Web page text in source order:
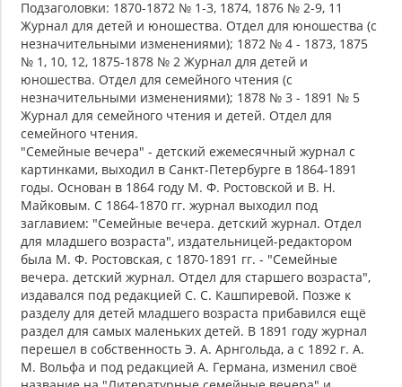
Подзаголовки: 1870-1872 № 1-3, 1874, 1876 № 2-9, 11
Журнал для детей и юношества. Отдел для юношества (с
незначительными изменениями); 1872 № 4 - 1873, 1875
№ 1, 10, 12, 1875-1878 № 2 Журнал для детей и
юношества. Отдел для семейного чтения (с
незначительными изменениями); 1878 № 3 - 1891 № 5
Журнал для семейного чтения и детей. Отдел для
семейного чтения.
"Семейные вечера" - детский ежемесячный журнал с
картинками, выходил в Санкт-Петербурге в 1864-1891
годы. Основан в 1864 году М. Ф. Ростовской и В. Н.
Майковым. С 1864-1870 гг. журнал выходил под
заглавием: "Семейные вечера. детский журнал. Отдел
для младшего возраста", издательницей-редактором
была М. Ф. Ростовская, с 1870-1891 гг. - "Семейные
вечера. детский журнал. Отдел для старшего возраста",
издавался под редакцией С. С. Кашпиревой. Позже к
разделу для детей младшего возраста прибавился ещё
раздел для самых маленьких детей. В 1891 году журнал
перешел в собственность Э. А. Арнгольда, а с 1892 г. А.
М. Вольфа и под редакцией А. Германа, изменил своё